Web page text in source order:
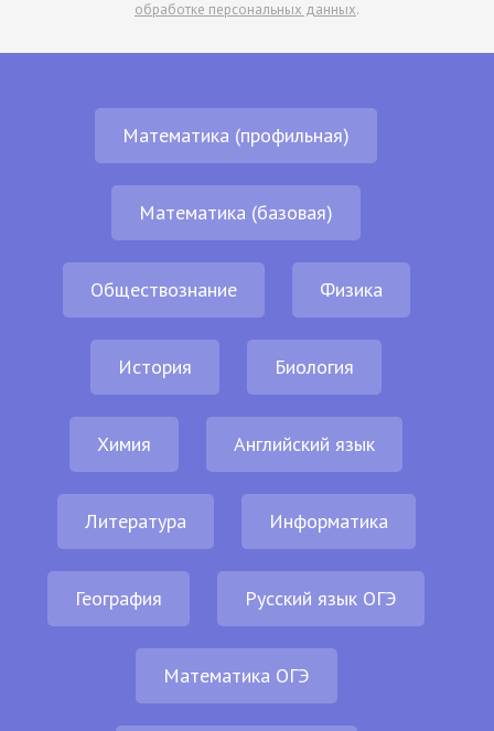
обработке персональных данных.
Математика (профильная)
Математика (базовая)
Обществознание Физика
История Биология
Химия Английский язык
Литература Информатика
География Русский язык ОГЭ
Математика ОГЭ